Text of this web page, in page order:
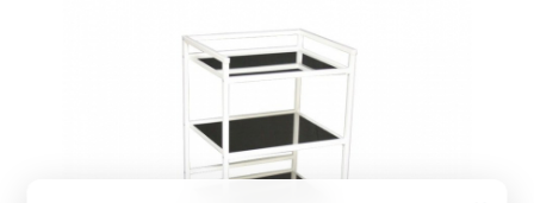
Менеджер сайта
Здравствуйте! Готов помочь